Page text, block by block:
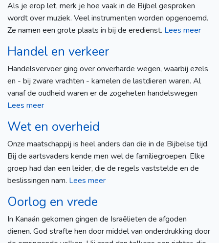
Als je erop let, merk je hoe vaak in de Bijbel gesproken
wordt over muziek. Veel instrumenten worden opgenoemd.
Ze namen een grote plaats in bij de eredienst. Lees meer
Handel en verkeer
Handelsvervoer ging over onverharde wegen, waarbij ezels
en - bij zware vrachten - kamelen de lastdieren waren. Al
vanaf de oudheid waren er de zogeheten handelswegen
Lees meer
Wet en overheid
Onze maatschappij is heel anders dan die in de Bijbelse tijd.
Bij de aartsvaders kende men wel de familiegroepen. Elke
groep had dan een leider, die de regels vaststelde en de
beslissingen nam. Lees meer
Oorlog en vrede
In Kanaän gekomen gingen de Israëlieten de afgoden
dienen. God strafte hen door middel van onderdrukking door